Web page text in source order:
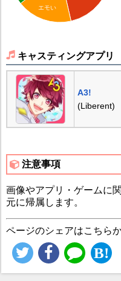
エモい
キャスティングアプリ
A3!
(Liberent)
注意事項
画像やアプリ・ゲームに
元に帰属します。
ページのシェアはこちら